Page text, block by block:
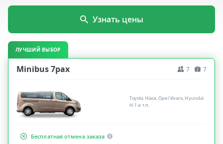
Узнать цены
ЛУЧШИЙ ВЫБОР
Minibus 7pax 7 7
Toyota Hiace, Opel Vivaro, Hyundai
H-1 и т.п.
Бесплатная отмена заказа